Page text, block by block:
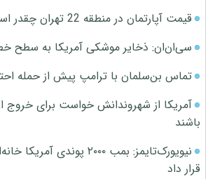
قیمت آپارتمان در منطقه 22 تهران چقدر است؟
سی‌ان‌ان: ذخایر موشکی آمریکا به سطح
تماس بن‌سلمان با ترامپ پیش از حمله
آمریکا از شهروندانش خواست برای خروج
باشند
نیویورک‌تایمز: بمب ۲۰۰۰
قرار داد